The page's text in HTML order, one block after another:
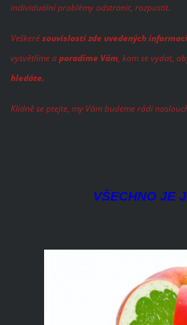
individuální problémy odstranit, rozpustit.
Veškerésouvislosti zde uvedených
vysvětlíme aporadíme Vám, kam se vydat,
hledáte.
Klidně se ptejte, my Vám budeme rádi
VŠECHNO JE